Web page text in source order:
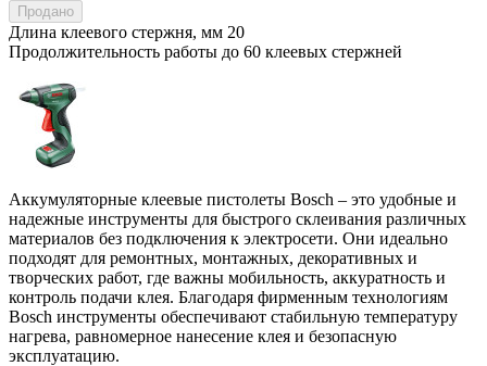
Продано
Длина клеевого стержня, мм 20
Продолжительность работы до 60 клеевых стержней
Аккумуляторные клеевые пистолеты Bosch – это удобные и
надежные инструменты для быстрого склеивания различных
материалов без подключения к электросети. Они идеально
подходят для ремонтных, монтажных, декоративных и
творческих работ, где важны мобильность, аккуратность и
контроль подачи клея. Благодаря фирменным технологиям
Bosch инструменты обеспечивают стабильную температуру
нагрева, равномерное нанесение клея и безопасную
эксплуатацию.